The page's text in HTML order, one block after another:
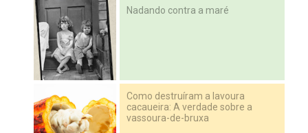
Nadando contra a maré
Como destruíram a lavoura
cacaueira: A verdade sobre a
vassoura-de-bruxa